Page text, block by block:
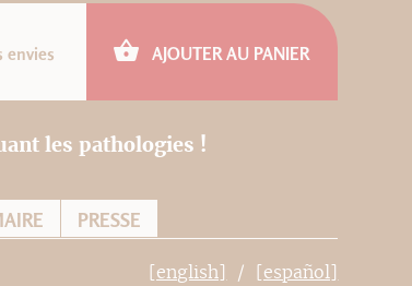
envies AJOUTER AU PANIER
les pathologies !
PRESSE
[english] [español]